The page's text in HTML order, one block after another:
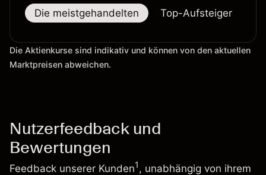
Die meistgehandelten Top-Aufsteiger
Die Aktienkurse sind indikativ und können von den aktuellen
Marktpreisen abweichen.
Nutzerfeedback und
Bewertungen
Feedback unserer Kunden1, unabhängig von ihrem